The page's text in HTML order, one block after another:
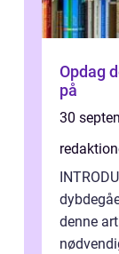
Opdag
på
30
denne